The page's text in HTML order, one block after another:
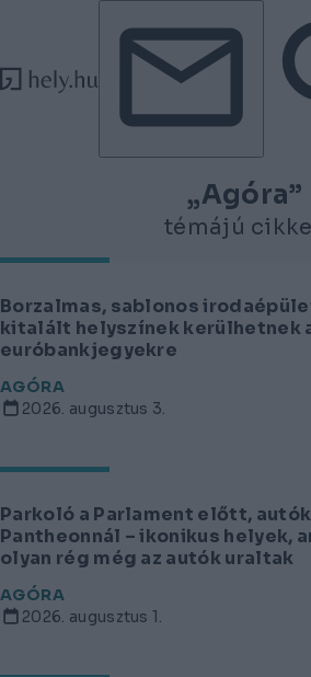
Tovább a tartalomhoz
Tovább a lábléchez
„Agóra”
témájú
Borzalmas, sablonos
kitalált helyszínek kerülhetnek
euróbankjegyekre
AGÓRA
2026. augusztus 3.
Parkoló a Parlament előtt,
Pantheonnál – ikonikus helyek,
olyan rég még az autók uraltak
AGÓRA
2026. augusztus 1.